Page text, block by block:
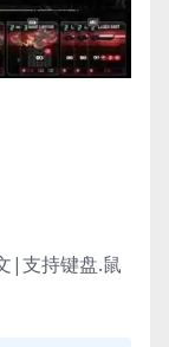
|支持键盘.鼠